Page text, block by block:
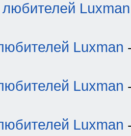
Luxman
Luxman
Luxman
Luxman